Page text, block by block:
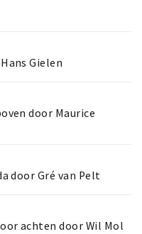
Gielen
door Maurice
door Gré van Pelt
achten door Wil Mol